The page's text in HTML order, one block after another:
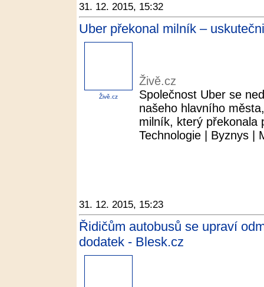
31. 12. 2015, 15:32
Uber překonal milník –
Živě.cz
Živě.cz
Společnost Uber se
našeho hlavního
milník, který překonala
Technologie | Byznys |
31. 12. 2015, 15:23
Řidičům autobusů se upraví
dodatek - Blesk.cz